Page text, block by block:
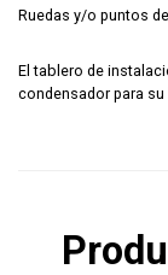
Ruedas y/o puntos
El tablero de
condensador para